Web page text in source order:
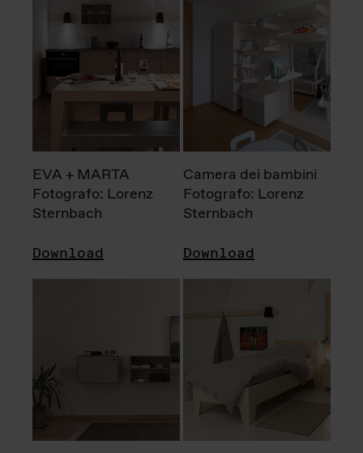
EVA + MARTA
Fotografo: Lorenz
Sternbach
Download
Camera dei bambini
Fotografo: Lorenz
Sternbach
Download